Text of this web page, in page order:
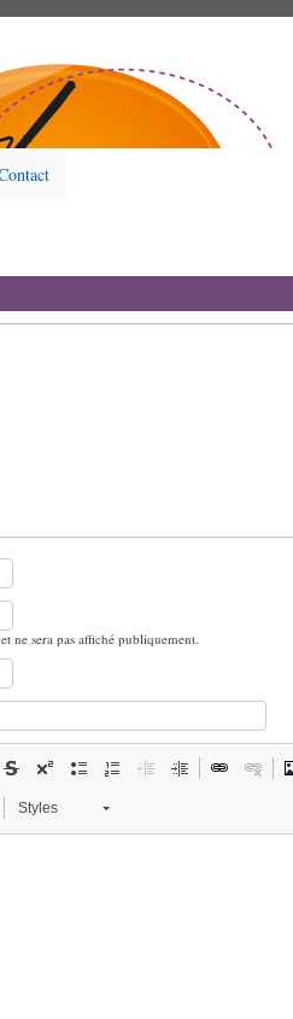
ne sera pas affiché publiquement.
Styles